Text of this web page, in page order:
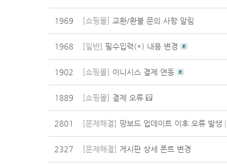
1969 [쇼핑몰] 교환/환불 문의 사항 알림
1968 [일반] 필수입력(*) 내용 변경
1902 [쇼핑몰] 이니시스 결제 연동
1889 [쇼핑몰] 결제 오류
2801 [문제해결] 망보드 업데이트 이후 오류 발생 [
2327 [문제해결] 게시판 상세 폰트 변경